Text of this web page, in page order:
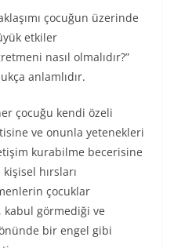
çocuğun üzerinde
etkiler
nasıl olmalıdır?”
anlamlıdır.
çocuğu kendi özeli
ve onunla yetenekleri
kurabilme becerisine
hırsları
çocuklar
görmediği ve
bir engel gibi